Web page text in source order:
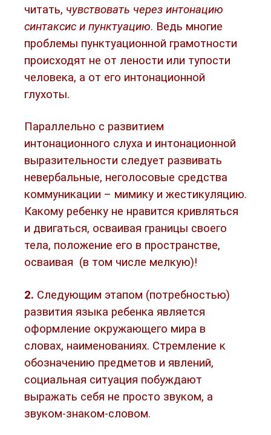
читать, чувствовать через интонацию
синтаксис и пунктуацию. Ведь многие
проблемы пунктуационной грамотности
происходят не от лености или тупости
человека, а от его интонационной
глухоты.
Параллельно с развитием
интонационного слуха и интонационной
выразительности следует развивать
невербальные, неголосовые средства
коммуникации – мимику и жестикуляцию.
Какому ребенку не нравится кривляться
и двигаться, осваивая границы своего
тела, положение его в пространстве,
осваивая (в том числе мелкую)!
2. Следующим этапом (потребностью)
развития языка ребенка является
оформление окружающего мира в
словах, наименованиях. Стремление к
обозначению предметов и явлений,
социальная ситуация побуждают
выражать себя не просто звуком, а
звуком-знаком-словом.